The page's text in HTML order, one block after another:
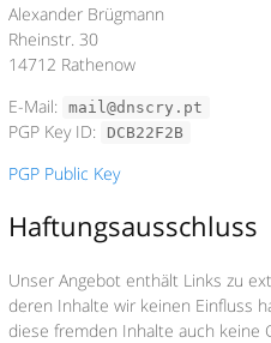
Alexander Brügmann
Rheinstr. 30
14712 Rathenow
E-Mail:
mail@dnscry.pt
PGP Key ID: DCB22F2B
PGP Public Key
Haftungsausschluss
Unser Angebot enthält Links zu
deren Inhalte wir keinen Einfluss
diese fremden Inhalte auch keine